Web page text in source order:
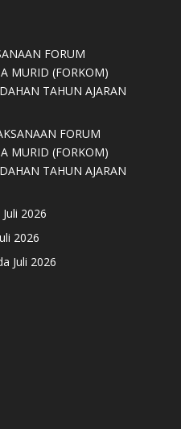
FORUM
MURID (FORKOM)
TAHUN AJARAN
FORUM
MURID (FORKOM)
TAHUN AJARAN
2026
2026
Juli 2026